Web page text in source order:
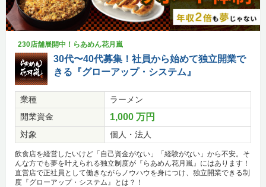
230店舗展開中！らあめん花月嵐
30代〜40代募集！社員から始めて独立開業で
きる『グローアップ・システム』
業種
ラーメン
開業資金
1,000 万円
対象 個人・法人
飲食店を経営したいけど「自己資金がない」「経験がない」から不安。そ
んな方でも夢を叶えられる独立制度が『らあめん花月嵐』にはあります！
直営店で正社員として働きながらノウハウを身につけ、独立開業できる制
度『グローアップ・システム』とは？！